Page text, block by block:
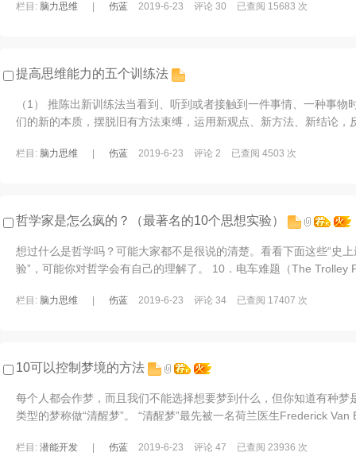
栏目: 脑力思维 伤蓝 2019-6-23 评论 30 已查阅 15683 次
提高思维能力的五个训练法
（1） 推陈出新训练法当看到、听到或者接触到一件事情、一种事物
们的新的本质，摆脱旧有方法束缚，运用新观点、新方法、新结论，
栏目: 脑力思维 伤蓝 2019-6-23 评论 2 已查阅 4503 次
哲学家是怎么疯的？（最著名的10个思想实验）
想过什么是哲学吗？可能大家都不是很说的清楚。看看下面这些“史
验”，可能你对哲学会有自己的理解了。 10．电车难题（The Trolley
栏目: 脑力思维 伤蓝 2019-6-23 评论 34 已查阅 17407 次
10可以控制梦境的方法
每个人都会作梦，而且我们不能选择想要梦到什么，但你知道有种梦
类型的梦称做“清醒梦”。 “清醒梦”最先被一名荷兰医生Frederick
栏目: 潜能开发 伤蓝 2019-6-23 评论 47 已查阅 23936 次